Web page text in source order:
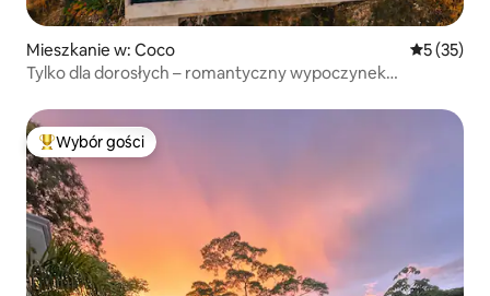
Mieszkanie w: Coco Średnia
5 (35)
Tylko dla dorosłych – romantyczny wypoczynek
Najpopularniejsze z kategorii Wybór gości
Wybór gości